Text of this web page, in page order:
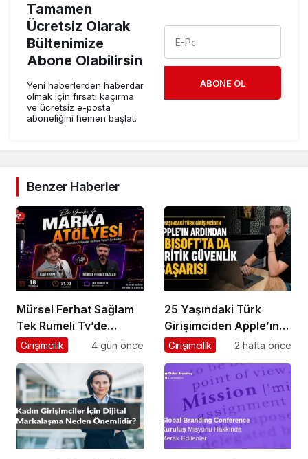
Tamamen
Ücretsiz Olarak
Bültenimize
Abone Olabilirsin
Yeni haberlerden haberdar
olmak için fırsatı kaçırma
ve ücretsiz e-posta
aboneliğini hemen başlat.
ABONE OL
Benzer Haberler
Mürsel Ferhat Sağlam
Tek Rumeli Tv’de
Marka Atölyesi
Oldu
Girişimcilik 4 gün önce
25 Yaşındaki Türk
Girişimciden Apple’ın
Ardından Ubisoft
Girişimcilik 2 hafta önce